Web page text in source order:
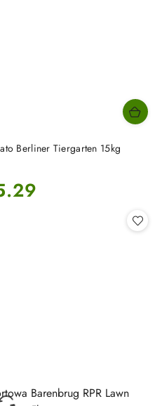
Berliner Tiergarten 15kg